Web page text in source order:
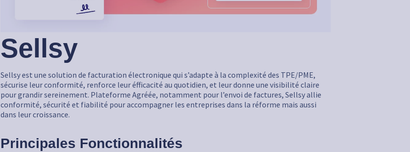
Sellsy
Sellsy est une solution de facturation électronique qui s’adapte à la complexité des TPE/PME,
sécurise leur conformité, renforce leur éfficacité au quotidien, et leur donne une visibilité claire
pour grandir sereinement. Plateforme Agréée, notamment pour l’envoi de factures, Sellsy allie
conformité, sécurité et fiabilité pour accompagner les entreprises dans la réforme mais aussi
dans leur croissance.
Principales Fonctionnalités